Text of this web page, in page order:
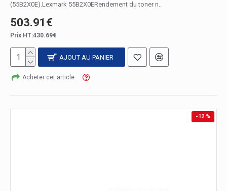
(55B2X0E).Lexmark 55B2X0ERendement du toner n..
503.91€
Prix HT:430.69€
AJOUT AU PANIER
Acheter cet article
-12 %